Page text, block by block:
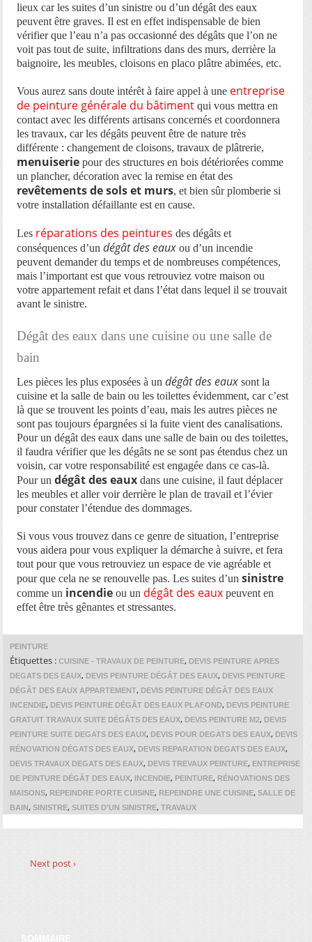
lieux car les suites d’un sinistre ou d’un dégât des eaux
peuvent être graves. Il est en effet indispensable de bien
vérifier que l’eau n’a pas occasionné des dégâts que l’on ne
voit pas tout de suite, infiltrations dans des murs, derrière la
baignoire, les meubles, cloisons en placo plâtre abimées, etc.
Vous aurez sans doute intérêt à faire appel à une entreprise
de peinture générale du bâtiment qui vous mettra en
contact avec les différents artisans concernés et coordonnera
les travaux, car les dégâts peuvent être de nature très
différente : changement de cloisons, travaux de plâtrerie,
menuiserie pour des structures en bois détériorées comme
un plancher, décoration avec la remise en état des
revêtements de sols et murs, et bien sûr plomberie si
votre installation défaillante est en cause.
Les réparations des peintures des dégâts et
conséquences d’undégât des eaux ou d’un incendie
peuvent demander du temps et de nombreuses compétences,
mais l’important est que vous retrouviez votre maison ou
votre appartement refait et dans l’état dans lequel il se trouvait
avant le sinistre.
Dégât des eaux dans une cuisine ou une salle de
bain
Les pièces les plus exposées à undégât des eaux sont la
cuisine et la salle de bain ou les toilettes évidemment, car c’est
là que se trouvent les points d’eau, mais les autres pièces ne
sont pas toujours épargnées si la fuite vient des canalisations.
Pour un dégât des eaux dans une salle de bain ou des toilettes,
il faudra vérifier que les dégâts ne se sont pas étendus chez un
voisin, car votre responsabilité est engagée dans ce cas-là.
Pour undégât des eaux dans une cuisine, il faut déplacer
les meubles et aller voir derrière le plan de travail et l’évier
pour constater l’étendue des dommages.
Si vous vous trouvez dans ce genre de situation, l’entreprise
vous aidera pour vous expliquer la démarche à suivre, et fera
tout pour que vous retrouviez un espace de vie agréable et
pour que cela ne se renouvelle pas. Les suites d’unsinistre
comme un incendie ou un dégât des eaux peuvent en
effet être très gênantes et stressantes.
PEINTURE
Étiquettes :CUISINE - TRAVAUX DE PEINTURE, DEVIS PEINTURE APRES
DEGATS DES EAUX, DEVIS PEINTURE DÉGÂT DES EAUX, DEVIS PEINTURE
DÉGÂT DES EAUX APPARTEMENT, DEVIS PEINTURE DÉGÂT DES EAUX
INCENDIE, DEVIS PEINTURE DÉGÂT DES EAUX PLAFOND, DEVIS PEINTURE
GRATUIT TRAVAUX SUITE DÉGÂTS DES EAUX, DEVIS PEINTURE M2, DEVIS
PEINTURE SUITE DEGATS DES EAUX, DEVIS POUR DEGATS DES EAUX, DEVIS
RÉNOVATION DÉGATS DES EAUX, DEVIS REPARATION DEGATS DES EAUX,
DEVIS TRAVAUX DEGATS DES EAUX, DEVIS TREVAUX PEINTURE, ENTREPRISE
DE PEINTURE DÉGÂT DES EAUX, INCENDIE, PEINTURE, RÉNOVATIONS DES
MAISONS, REPEINDRE PORTE CUISINE, REPEINDRE UNE CUISINE,SALLE DE
BAIN,SINISTRE,SUITES D’UN SINISTRE,TRAVAUX
Next post ›